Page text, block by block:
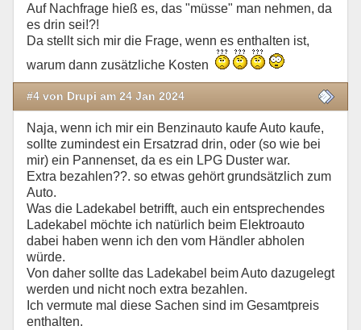
Auf Nachfrage hieß es, das "müsse" man nehmen, da
es drin sei!?!
Da stellt sich mir die Frage, wenn es enthalten ist,
warum dann zusätzliche Kosten
#4 von Drupi am 24 Jan 2024
Naja, wenn ich mir ein Benzinauto kaufe Auto kaufe,
sollte zumindest ein Ersatzrad drin, oder (so wie bei
mir) ein Pannenset, da es ein LPG Duster war.
Extra bezahlen??. so etwas gehört grundsätzlich zum
Auto.
Was die Ladekabel betrifft, auch ein entsprechendes
Ladekabel möchte ich natürlich beim Elektroauto
dabei haben wenn ich den vom Händler abholen
würde.
Von daher sollte das Ladekabel beim Auto dazugelegt
werden und nicht noch extra bezahlen.
Ich vermute mal diese Sachen sind im Gesamtpreis
enthalten.